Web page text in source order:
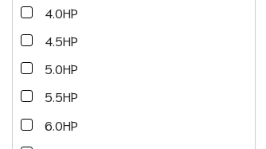
4.0HP
4.5HP
5.0HP
5.5HP
6.0HP